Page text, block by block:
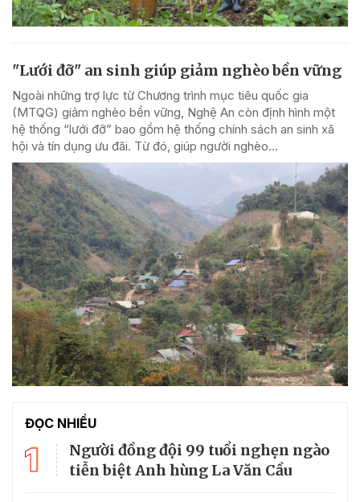
"Lưới đỡ" an sinh giúp giảm nghèo bền vững
Ngoài những trợ lực từ Chương trình mục tiêu quốc gia
(MTQG) giảm nghèo bền vững, Nghệ An còn định hình một
hệ thống “lưới đỡ” bao gồm hệ thống chính sách an sinh xã
hội và tín dụng ưu đãi. Từ đó, giúp người nghèo...
ĐỌC NHIỀU
1
Người đồng đội 99 tuổi nghẹn ngào
tiễn biệt Anh hùng La Văn Cầu